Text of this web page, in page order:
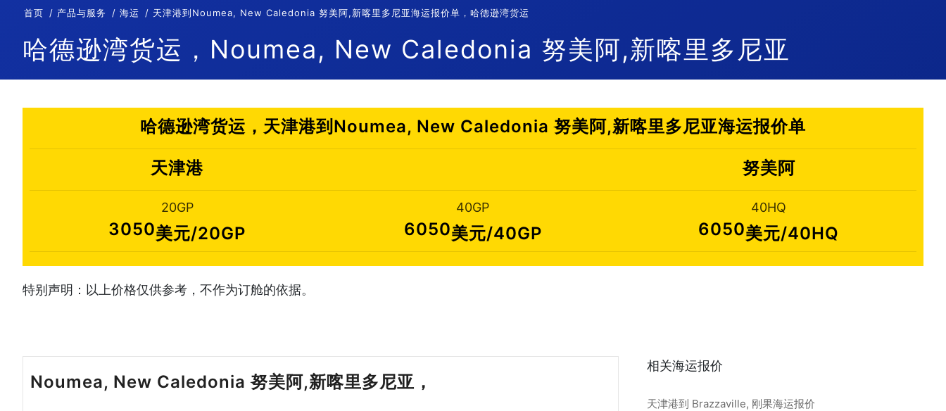
首页 产品与服务 海运 天津港到Noumea, New Caledonia 努美阿,新喀里多尼亚海运报价单，哈德逊湾货运
哈德逊湾货运，Noumea, New Caledonia 努美阿,新喀里多尼亚
哈德逊湾货运，天津港到Noumea, New Caledonia 努美阿,新喀里多尼亚海运报价单
天津港 努美阿
20GP
3050美元/20GP
40GP
6050美元/40GP
40HQ
6050美元/40HQ
特别声明：以上价格仅供参考，不作为订舱的依据。
Noumea, New Caledonia 努美阿,新喀里多尼亚，
相关海运报价
天津港到 Brazzaville, 刚果海运报价